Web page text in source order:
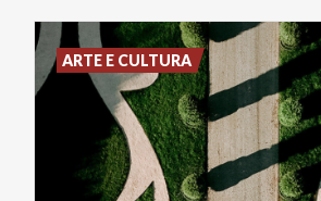
ARTE E CULTURA